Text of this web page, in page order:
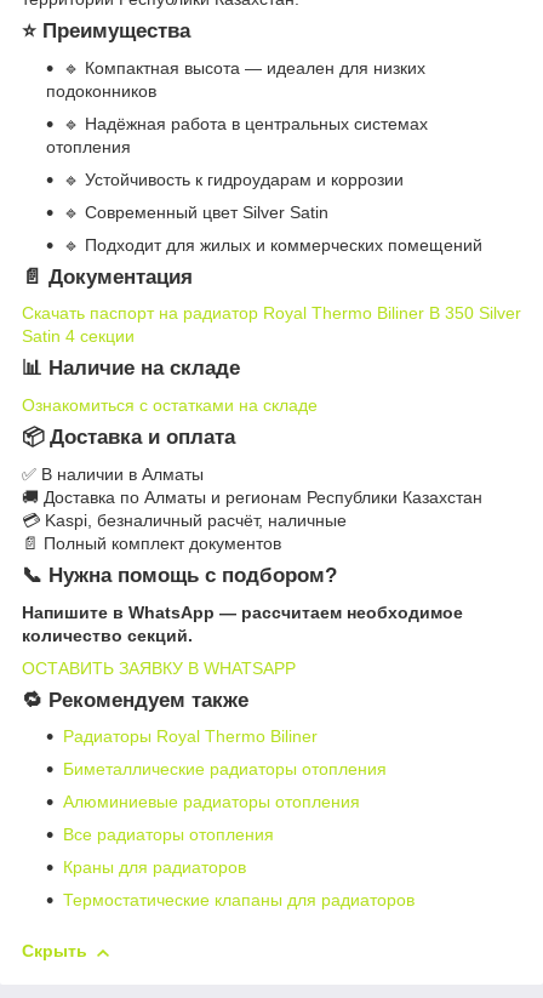
⭐ Преимущества
🔹 Компактная высота — идеален для низких
подоконников
🔹 Надёжная работа в центральных системах
отопления
🔹 Устойчивость к гидроударам и коррозии
🔹 Современный цвет Silver Satin
🔹 Подходит для жилых и коммерческих помещений
📄 Документация
Скачать паспорт на радиатор Royal Thermo Biliner B 350 Silver
Satin 4 секции
📊 Наличие на складе
Ознакомиться с остатками на складе
📦 Доставка и оплата
✅ В наличии в Алматы
🚚 Доставка по Алматы и регионам Республики Казахстан
💳 Kaspi, безналичный расчёт, наличные
📄 Полный комплект документов
📞 Нужна помощь с подбором?
Напишите в WhatsApp — рассчитаем необходимое
количество секций.
ОСТАВИТЬ ЗАЯВКУ В WHATSAPP
🔁 Рекомендуем также
Радиаторы Royal Thermo Biliner
Биметаллические радиаторы отопления
Алюминиевые радиаторы отопления
Все радиаторы отопления
Краны для радиаторов
Термостатические клапаны для радиаторов
Скрыть